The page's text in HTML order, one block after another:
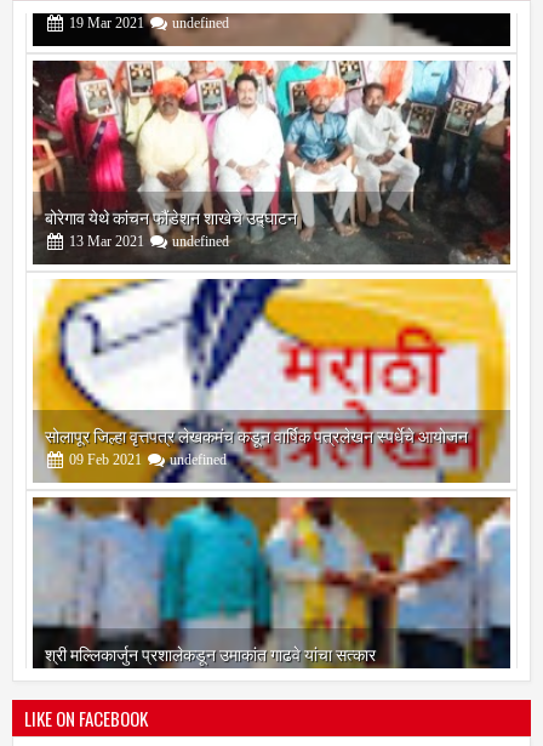
बोरेगाव येथे कांचन फौंडेशन शाखेचे उद्घाटन
13 Mar 2021 undefined
सोलापूर जिल्हा वृत्तपत्र लेखकमंच कडून वार्षिक पत्रलेखन स्पर्धेचे आयोजन
09 Feb 2021 undefined
श्री मल्लिकार्जुन प्रशालेकडून उमाकांत गाढवे यांचा सत्कार
25 Mar 2021 undefined